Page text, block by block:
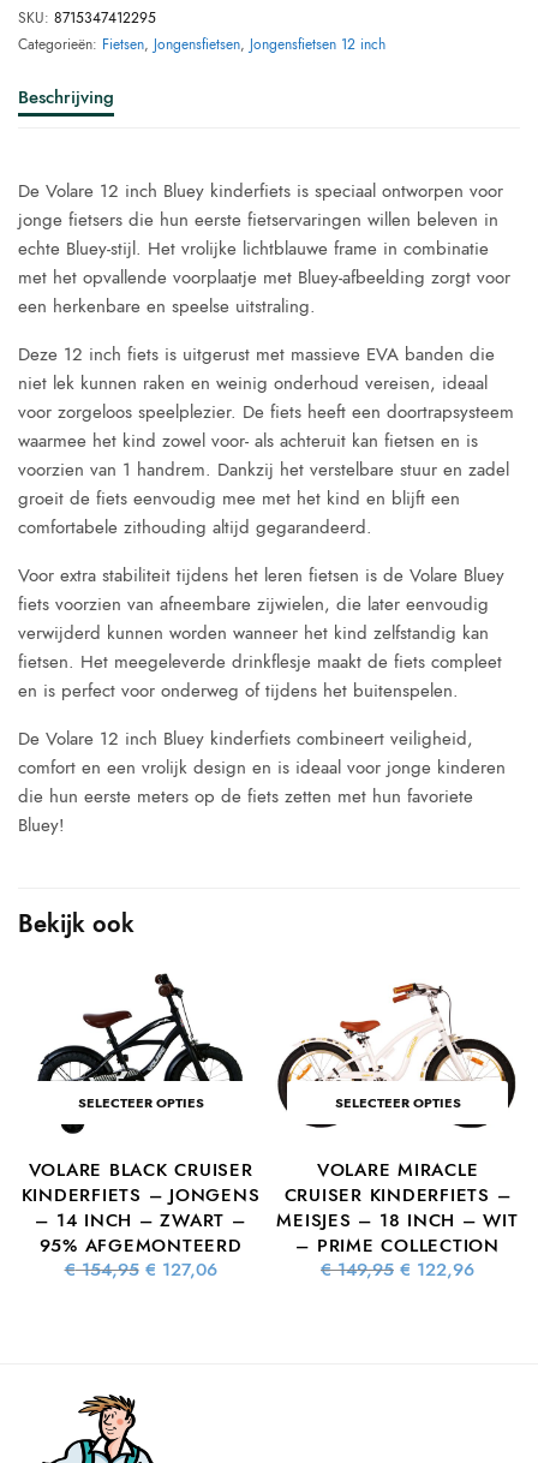
SKU: 8715347412295
Categorieën: Fietsen, Jongensfietsen, Jongensfietsen 12 inch
Beschrijving
De Volare 12 inch Bluey kinderfiets is speciaal ontworpen voor
jonge fietsers die hun eerste fietservaringen willen beleven in
echte Bluey-stijl. Het vrolijke lichtblauwe frame in combinatie
met het opvallende voorplaatje met Bluey-afbeelding zorgt voor
een herkenbare en speelse uitstraling.
Deze 12 inch fiets is uitgerust met massieve EVA banden die
niet lek kunnen raken en weinig onderhoud vereisen, ideaal
voor zorgeloos speelplezier. De fiets heeft een doortrapsysteem
waarmee het kind zowel voor- als achteruit kan fietsen en is
voorzien van 1 handrem. Dankzij het verstelbare stuur en zadel
groeit de fiets eenvoudig mee met het kind en blijft een
comfortabele zithouding altijd gegarandeerd.
Voor extra stabiliteit tijdens het leren fietsen is de Volare Bluey
fiets voorzien van afneembare zijwielen, die later eenvoudig
verwijderd kunnen worden wanneer het kind zelfstandig kan
fietsen. Het meegeleverde drinkflesje maakt de fiets compleet
en is perfect voor onderweg of tijdens het buitenspelen.
De Volare 12 inch Bluey kinderfiets combineert veiligheid,
comfort en een vrolijk design en is ideaal voor jonge kinderen
die hun eerste meters op de fiets zetten met hun favoriete
Bluey!
Bekijk ook
SELECTEER OPTIES
VOLARE BLACK CRUISER
KINDERFIETS – JONGENS
– 14 INCH – ZWART –
95% AFGEMONTEERD
€154,95 Oorspronkelijke
prijs was:
€ 127,06
SELECTEER OPTIES
VOLARE MIRACLE
CRUISER KINDERFIETS –
MEISJES – 18 INCH – WIT
– PRIME COLLECTION
€149,95 Oorspronkelijke
prijs was:
€ 122,96